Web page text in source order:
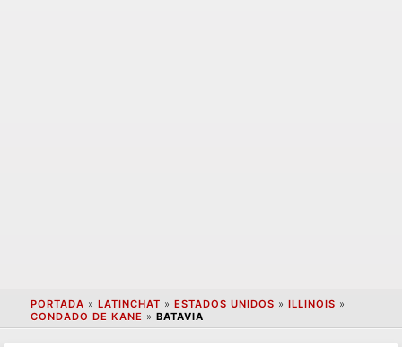
PORTADA » LATINCHAT » ESTADOS UNIDOS » ILLINOIS »
CONDADO DE KANE » BATAVIA